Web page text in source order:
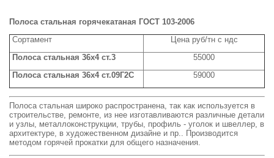
Полоса стальная горячекатаная ГОСТ 103-2006
Сортамент
Цена руб/тн с ндс
Полоса стальная 36x4 ст.3
55000
Полоса стальная 36x4 ст.09Г2С
59000
Полоса стальная широко распространена, так как используется в
строительстве, ремонте, из нее изготавливаются различные детали
и узлы, металлоконструкции, трубы, профиль - уголок и швеллер, в
архитектуре, в художественном дизайне и пр.. Производится
методом горячей прокатки для общего назначения.